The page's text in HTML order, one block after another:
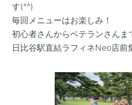
す(^^)
毎回メニューはお楽しみ！
初心者さんからベテランさんま
日比谷駅直結ラフィネNeo店前